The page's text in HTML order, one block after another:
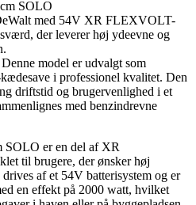
med 54V XR FLEXVOLT-
der leverer høj ydeevne og
model er udvalgt som
i professionel kvalitet. Den
driftstid og brugervenlighed i et
med benzindrevne
er en del af XR
til brugere, der ønsker høj
af et 54V batterisystem og er
en effekt på 2000 watt, hvilket